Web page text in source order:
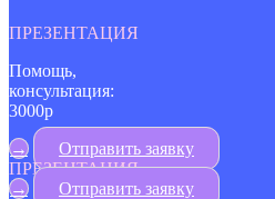
ПРЕЗЕНТАЦИЯ
Помощь,
консультация:
3000р
→
Отправить заявку
ПРЕЗЕНТАЦИЯ
→
Отправить заявку